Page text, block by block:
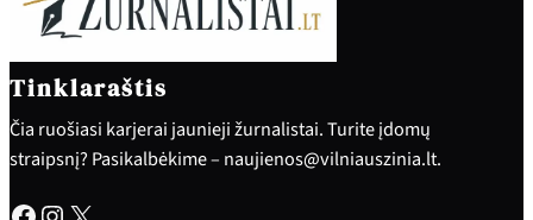
Tinklaraštis
Čia ruošiasi karjerai jaunieji žurnalistai. Turite įdomų
straipsnį? Pasikalbėkime – naujienos@vilniauszinia.lt.